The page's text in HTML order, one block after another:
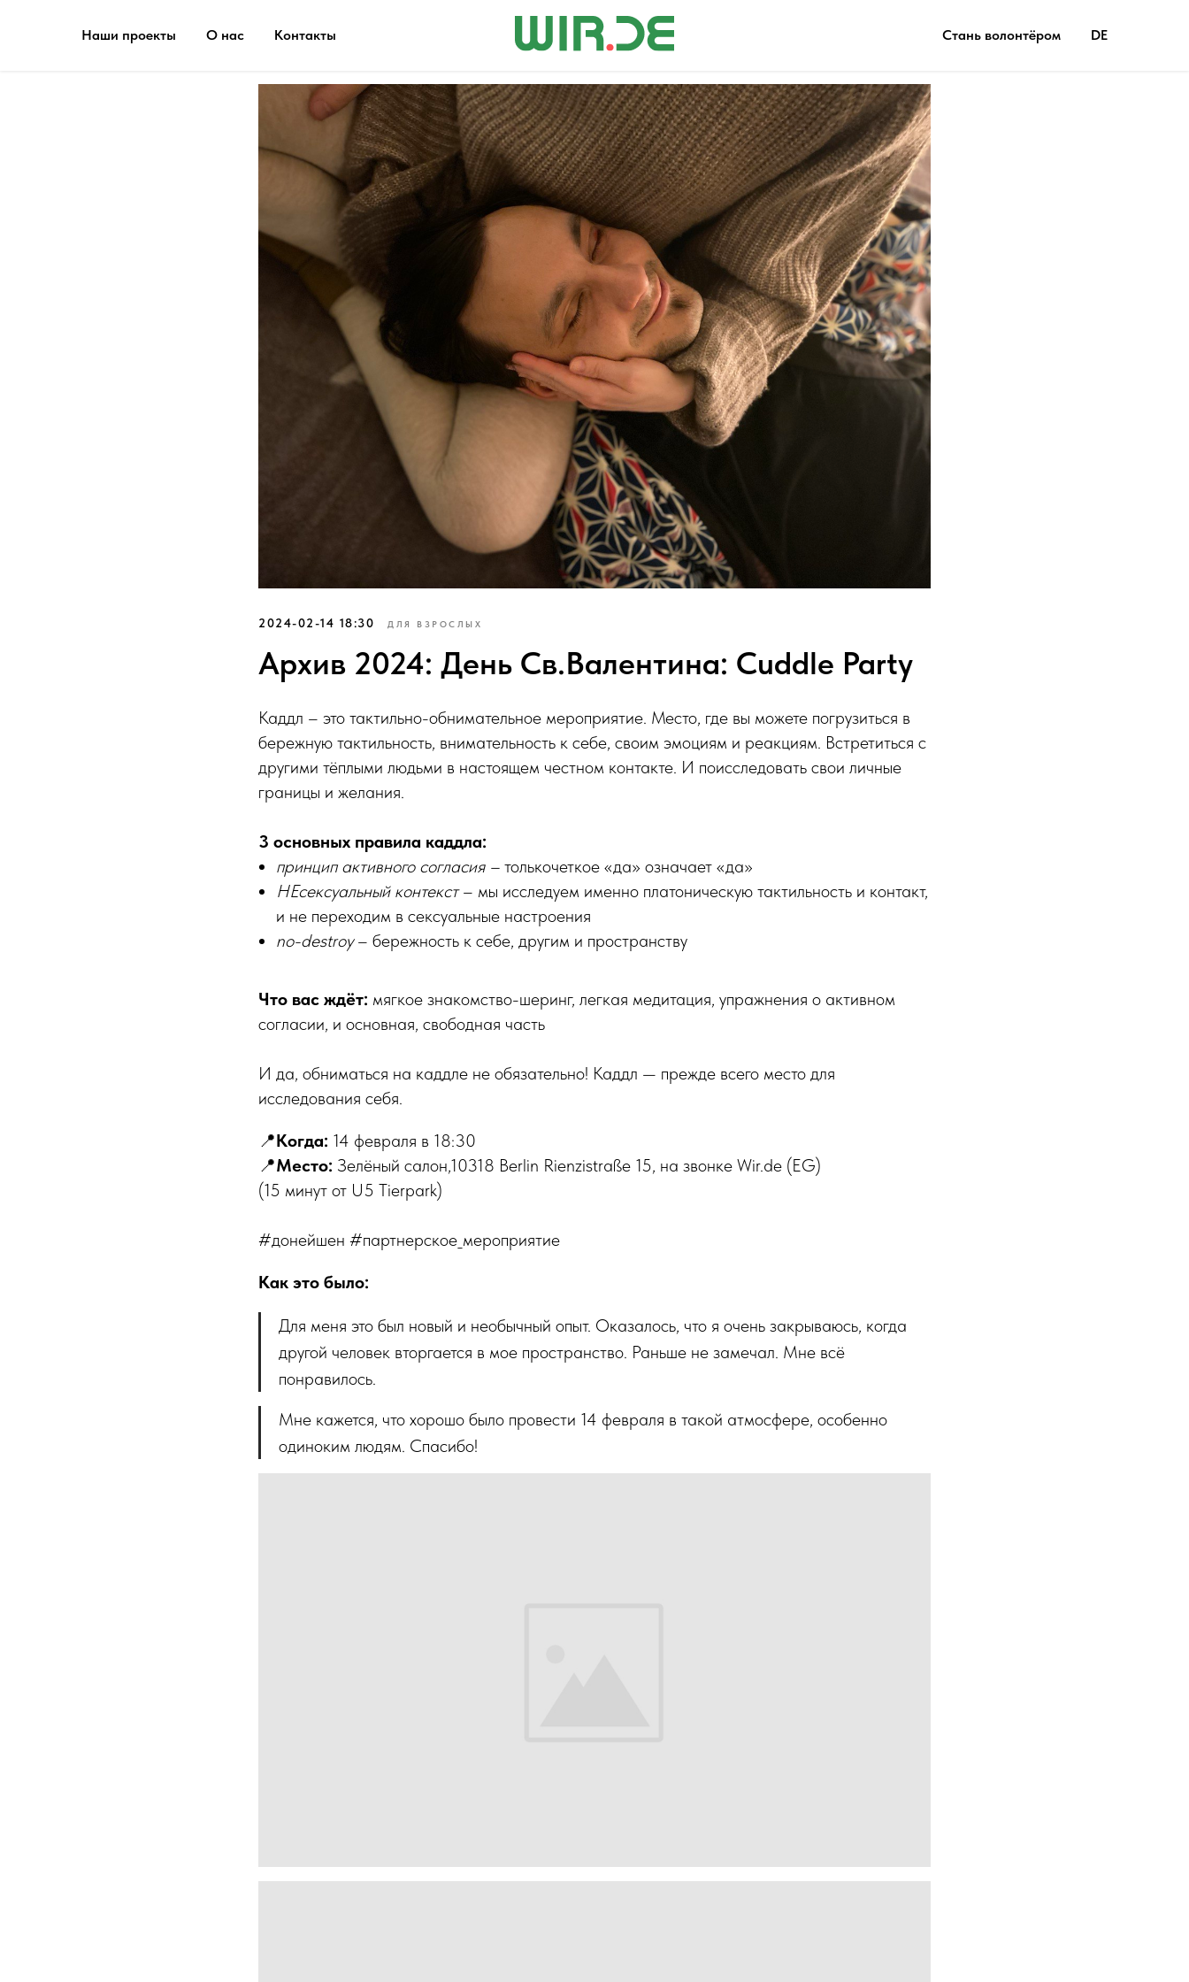
Наши проекты О нас Контакты Стань волонтёром DE
2024-02-14 18:30 ДЛЯ ВЗРОСЛЫХ
Архив 2024: День Св.Валентина: Cuddle Party
Каддл – это тактильно-обнимательное мероприятие. Место, где вы можете погрузиться в
бережную тактильность, внимательность к себе, своим эмоциям и реакциям. Встретиться с
другими тёплыми людьми в настоящем честном контакте. И поисследовать свои личные
границы и желания.
3 основных правила каддла:
принцип активного согласия – толькочеткое «да» означает «да»
НЕсексуальный контекст– мы исследуем именно платоническую тактильность и контакт,
и не переходим в сексуальные настроения
no-destroy– бережность к себе, другим и пространству
Что вас ждёт: мягкое знакомство-шеринг, легкая медитация, упражнения о активном
согласии, и основная, свободная часть
И да, обниматься на каддле не обязательно! Каддл — прежде всего место для
исследования себя.
📍Когда: 14 февраля в 18:30
📍Место: Зелёный салон,10318 Berlin Rienzistraße 15, на звонке Wir.de (EG)
(15 минут от U5 Tierpark)
#донейшен #партнерское_мероприятие
Как это было:
Для меня это был новый и необычный опыт. Оказалось, что я очень закрываюсь, когда
другой человек вторгается в мое пространство. Раньше не замечал. Мне всё
понравилось.
Мне кажется, что хорошо было провести 14 февраля в такой атмосфере, особенно
одиноким людям. Спасибо!